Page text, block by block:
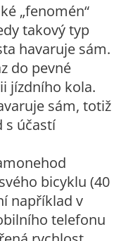
„fenomén“
takový typ
havaruje sám.
do pevné
jízdního kola.
sám, totiž
s účastí
bicyklu (40
například v
telefonu